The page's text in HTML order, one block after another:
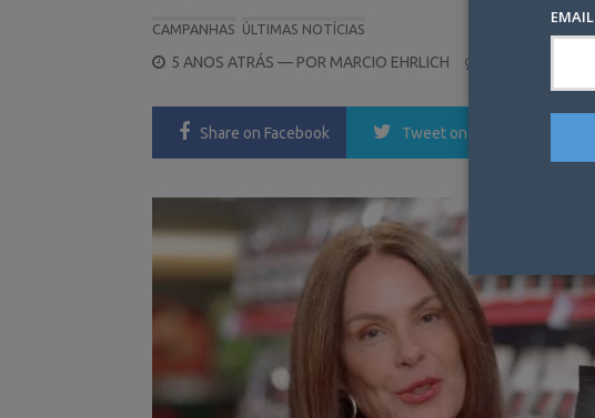
CAMPANHAS ÚLTIMAS NOTÍCIAS
POSTED
5 ANOS ATRÁS — POR MARCIO EHRLICH
Share on Facebook Tweet on Twitter
EMAIL